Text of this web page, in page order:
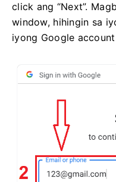
click ang “Next”.
window, hihingin sa
iyong Google